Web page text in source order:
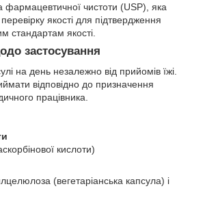
фармацевтичної чистоти (USP), яка
якості для підтвердження
стандартам якості.
застосування
на день незалежно від прийомів їжі.
відповідно до призначення
працівника.
кислоти)
(вегетаріанська капсула) і